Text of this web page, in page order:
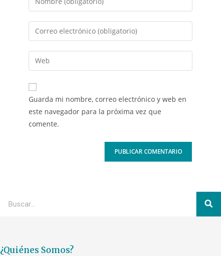
Guarda mi nombre, correo electrónico y web en
este navegador para la próxima vez que
comente.
¿Quiénes Somos?